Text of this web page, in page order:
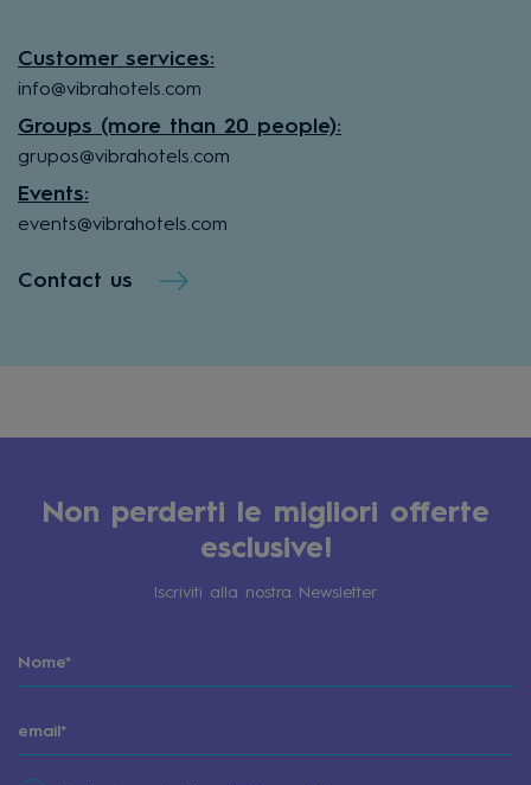
Customer services:
info@vibrahotels.com
Groups (more than 20 people):
grupos@vibrahotels.com
Events:
events@vibrahotels.com
Contact us
Non perderti le migliori offerte
esclusive!
Iscriviti alla nostra Newsletter